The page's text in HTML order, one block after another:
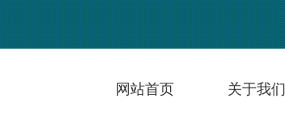
网站首页 关于我们